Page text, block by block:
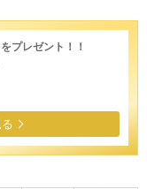
プレゼント！！